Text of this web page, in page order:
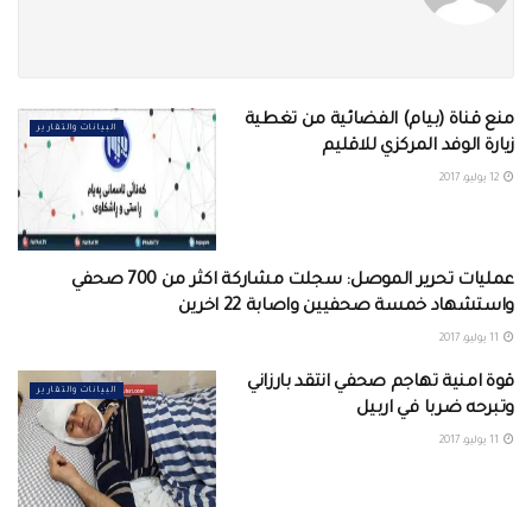
البيانات والتقارير
منع قناة (بيام) الفضائية من تغطية
زيارة الوفد المركزي للاقليم
البيانات والتقارير
عمليات تحرير الموصل: سجلت مشاركة اكثر من 700 صحفي
واستشهاد خمسة صحفيين واصابة 22 اخرين
البيانات والتقارير
قوة امنية تهاجم صحفي انتقد بارزاني
وتبرحه ضربا في اربيل